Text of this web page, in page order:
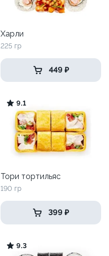
Харли
225 гр
449 ₽
9.1
Тори тортильяс
190 гр
399 ₽
9.3